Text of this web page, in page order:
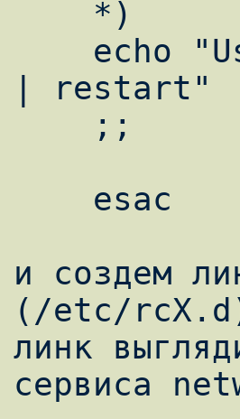
| restart"
и создем
(/etc/
линк
сервиса